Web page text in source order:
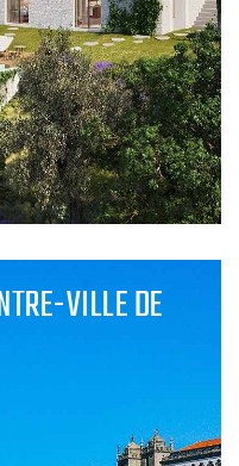
VILLE DE